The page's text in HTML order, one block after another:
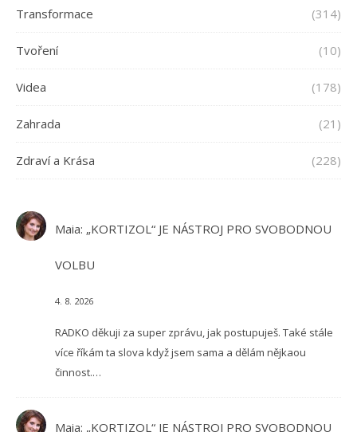
Transformace (314)
Tvoření (10)
Videa (178)
Zahrada (21)
Zdraví a Krása (228)
Maia: „KORTIZOL“ JE NÁSTROJ PRO SVOBODNOU
VOLBU
4. 8. 2026
RADKO děkuji za super zprávu, jak postupuješ. Také stále
více říkám ta slova když jsem sama a dělám nějkaou
činnost.…
Maia: „KORTIZOL“ JE NÁSTROJ PRO SVOBODNOU